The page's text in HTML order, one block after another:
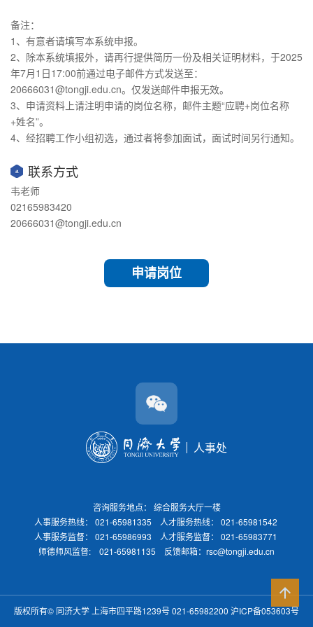
备注：
1、有意者请填写本系统申报。
2、除本系统填报外，请再行提供简历一份及相关证明材料，于2025
年7月1日17:00前通过电子邮件方式发送至：
20666031@tongji.edu.cn。仅发送邮件申报无效。
3、申请资料上请注明申请的岗位名称，邮件主题“应聘+岗位名称
+姓名”。
4、经招聘工作小组初选，通过者将参加面试，面试时间另行通知。
联系方式
韦老师
02165983420
20666031@tongji.edu.cn
申请岗位
人事处
咨询服务地点： 综合服务大厅一楼
人事服务热线： 021-65981335 人才服务热线： 021-65981542
人事服务监督： 021-65986993 人才服务监督： 021-65983771
师德师风监督: 021-65981135 反馈邮箱：rsc@tongji.edu.cn
版权所有© 同济大学 上海市四平路1239号 021-65982200 沪ICP备053603号